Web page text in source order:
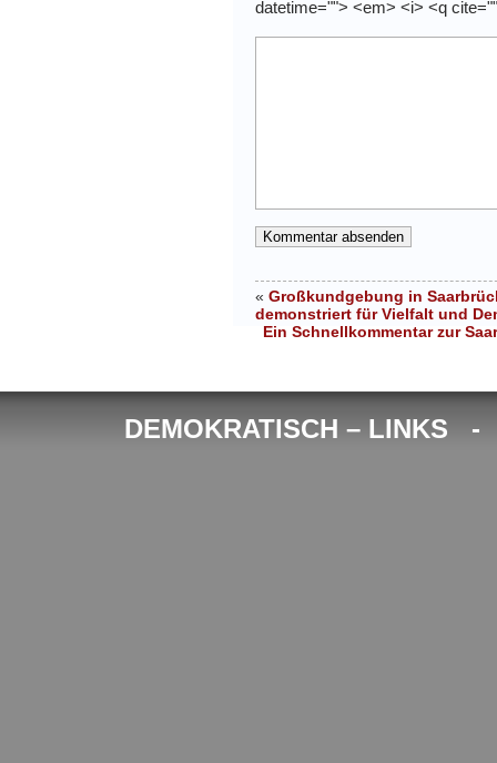
datetime=""> <em> <i> <q
« Großkundgebung in
demonstriert für Vielfalt und
Ein Schnellkommentar zur
DEMOKRATISCH – LINKS